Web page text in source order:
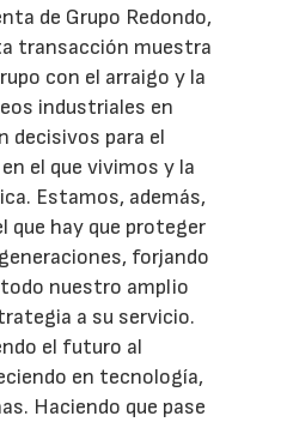
de Grupo Redondo,
transacción muestra
con el arraigo y la
industriales en
decisivos para el
el que vivimos y la
Estamos, además,
que hay que proteger
forjando
nuestro amplio
a su servicio.
el futuro al
en tecnología,
Haciendo que pase